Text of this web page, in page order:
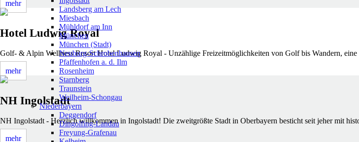
mehr
Hotel Ludwig Royal
Golf- & Alpin Wellness Resort Hotel Ludwig Royal - Unzählige Freizeitmöglichkeiten von Golf bis Wandern,
mehr
NH Ingolstadt
NH Ingolstadt - Herzlich willkommen in Ingolstadt! Die zweitgrößte Stadt in Oberbayern besticht seit jeher mit
mehr
Landsberg am Lech
Miesbach
Mühldorf am Inn
München
München (Stadt)
Neuburg-Schrobenhausen
Pfaffenhofen a. d. Ilm
Rosenheim
Starnberg
Traunstein
Weilheim-Schongau
Niederbayern
Deggendorf
Dingolfing-Landau
Freyung-Grafenau